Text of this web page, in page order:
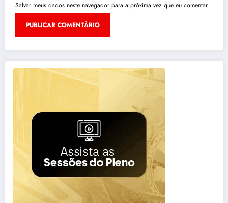
Salvar meus dados neste navegador para a próxima vez que eu comentar.